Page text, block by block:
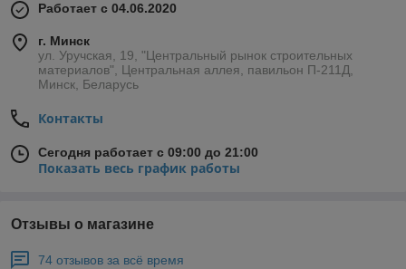
Работает с 04.06.2020
г. Минск
ул. Уручская, 19, "Центральный рынок строительных
материалов", Центральная аллея, павильон П-211Д,
Минск, Беларусь
Контакты
Сегодня работает с 09:00 до 21:00
Показать весь график работы
Отзывы о магазине
74 отзывов за всё время